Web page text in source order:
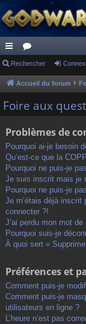
ac
co
ur
s
or
u
Rechercher
Accueil du forum
Foire aux
Problèmes de
Pourquoi ai-je besoin
Qu’est-ce que la
Pourquoi ne puis-je
Je suis inscrit mais je
Pourquoi ne puis-je
Je m’étais déjà
connecter ?!
J’ai perdu mon mot de
Pourquoi suis-je
À quoi sert «
Préférences et
Comment puis-je
Comment puis-je
utilisateurs en ligne ?
L’heure n’est pas